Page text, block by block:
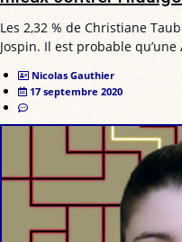
Les 2,32 % de Christiane
Jospin. Il est probable
Nicolas Gauthier
17 septembre 2020